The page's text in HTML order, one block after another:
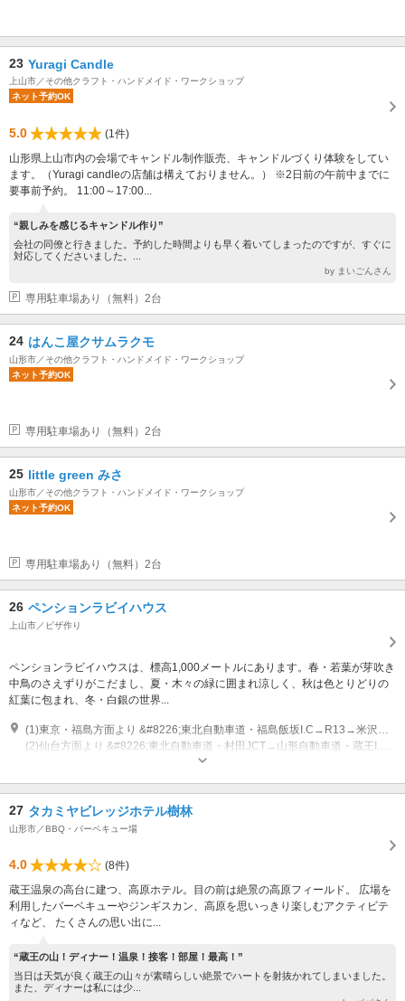
23 Yuragi Candle
上山市／その他クラフト・ハンドメイド・ワークショップ
ネット予約OK
5.0
(1件)
山形県上山市内の会場でキャンドル制作販売、キャンドルづくり体験をしてい
ます。（Yuragi candleの店舗は構えておりません。） ※2日前の午前中までに
要事前予約。 11:00～17:00...
“親しみを感じるキャンドル作り”
会社の同僚と行きました。予約した時間よりも早く着いてしまったのですが、すぐに
対応してくださいました。...
by まいごんさん
専用駐車場あり（無料）2台
24 はんこ屋クサムラクモ
山形市／その他クラフト・ハンドメイド・ワークショップ
ネット予約OK
専用駐車場あり（無料）2台
25 little green みさ
山形市／その他クラフト・ハンドメイド・ワークショップ
ネット予約OK
専用駐車場あり（無料）2台
26 ペンションラビイハウス
上山市／ピザ作り
ペンションラビイハウスは、標高1,000メートルにあります。春・若葉が芽吹き
中鳥のさえずりがこだまし、夏・木々の緑に囲まれ涼しく、秋は色とりどりの
紅葉に包まれ、冬・白銀の世界...
営業時間：10:00～16:00 休業日：不定休
27 タカミヤビレッジホテル樹林
山形市／BBQ・バーベキュー場
4.0
(8件)
蔵王温泉の高台に建つ、高原ホテル。目の前は絶景の高原フィールド。 広場を
利用したバーベキューやジンギスカン、高原を思いっきり楽しむアクティビテ
ィなど、 たくさんの思い出に...
“蔵王の山！ディナー！温泉！接客！部屋！最高！”
当日は天気が良く蔵王の山々が素晴らしい絶景でハートを射抜かれてしまいました。
また、ディナーは私には少...